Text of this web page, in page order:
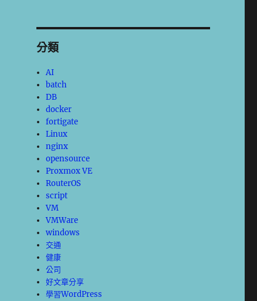
分類
AI
batch
DB
docker
fortigate
Linux
nginx
opensource
Proxmox VE
RouterOS
script
VM
VMWare
windows
交通
健康
公司
好文章分享
學習WordPress